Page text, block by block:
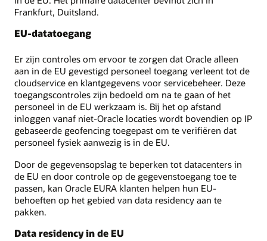
Frankfurt, Duitsland.
EU-datatoegang
Er zijn controles om ervoor te zorgen dat Oracle alleen
aan in de EU gevestigd personeel toegang verleent tot de
cloudservice en klantgegevens voor servicebeheer. Deze
toegangscontroles zijn bedoeld om na te gaan of het
personeel in de EU werkzaam is. Bij het op afstand
inloggen vanaf niet-Oracle locaties wordt bovendien op IP
gebaseerde geofencing toegepast om te verifiëren dat
personeel fysiek aanwezig is in de EU.
Door de gegevensopslag te beperken tot datacenters in
de EU en door controle op de gegevenstoegang toe te
passen, kan Oracle EURA klanten helpen hun EU-
behoeften op het gebied van data residency aan te
pakken.
Data residency in de EU